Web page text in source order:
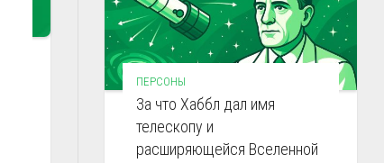
ПЕРСОНЫ
За что Хаббл дал имя
телескопу и
расширяющейся Вселенной